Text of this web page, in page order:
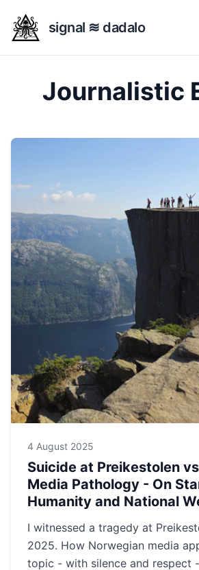
signal ≋ dadalo
Journalistic
4 August 2025
Suicide at Preikestolen
Media Pathology - On
Humanity and National
I witnessed a tragedy at
2025. How Norwegian media
topic - with silence and respect